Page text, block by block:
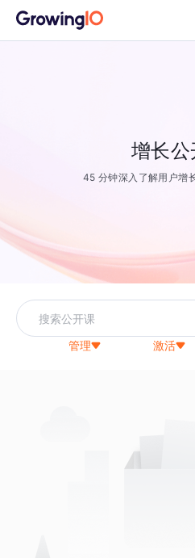
增长公
45 分钟深入了解用户增
管理 激活